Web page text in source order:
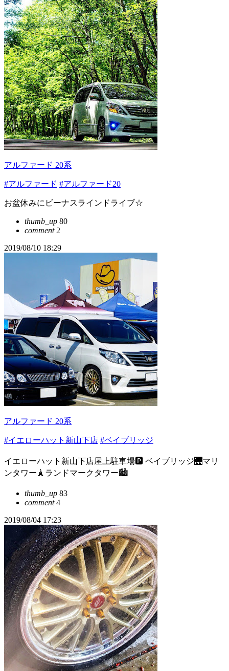
アルファード 20系
#アルファード #アルファード20
お盆休みにビーナスラインドライブ☆
thumb_up 80
comment2
2019/08/10 18:29
アルファード 20系
#イエローハット新山下店 #ベイブリッジ
イエローハット新山下店屋上駐車場🅿️ ベイブリッジ🌉マリ
ンタワー🗼ランドマークタワー🏙
thumb_up 83
comment4
2019/08/04 17:23